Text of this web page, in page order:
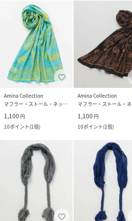
Amina Collection
マフラー・ストール・ネックウォーマー
1,100 円
10ポイント(1倍)
Amina Collection
1,100 円
10ポイント(1倍)